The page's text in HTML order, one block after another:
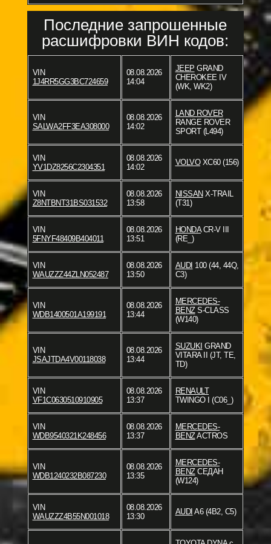
Последние запрошенные
расшифровки ВИН кодов:
VIN
1J4RR5GG3BC724659
08.08.2026
14:04
JEEP GRAND
CHEROKEE IV
(WK, WK2)
VIN
SALWA2FF3EA308000
08.08.2026
14:02
LAND ROVER
RANGE ROVER
SPORT (L494)
VIN
YV1DZ8256C2304351
08.08.2026
14:02
VOLVOXC60 (156)
VIN
Z8NTBNT31BS031532
08.08.2026
13:58
NISSAN X-TRAIL
(T31)
VIN
5FNYF48409B404011
08.08.2026
13:51
HONDACR-V III
(RE_)
VIN
WAUZZZ44ZLN052487
08.08.2026
13:50
AUDI 100 (44, 44Q,
C3)
VIN
WDB1400501A199191
08.08.2026
13:44
MERCEDES-
BENZS-CLASS
(W140)
VIN
JSAJTDA4V00118038
08.08.2026
13:44
SUZUKI GRAND
VITARA II (JT, TE,
TD)
VIN
VF1C0630510910905
08.08.2026
13:37
RENAULT
TWINGO I (C06_)
VIN
WDB9540321K248456
08.08.2026
13:37
MERCEDES-
BENZACTROS
VIN
WDB1240232B087230
08.08.2026
13:35
MERCEDES-
BENZСЕДАН
(W124)
VIN
WAUZZZ4B55N001018
08.08.2026
13:30
AUDI A6 (4B2, C5)